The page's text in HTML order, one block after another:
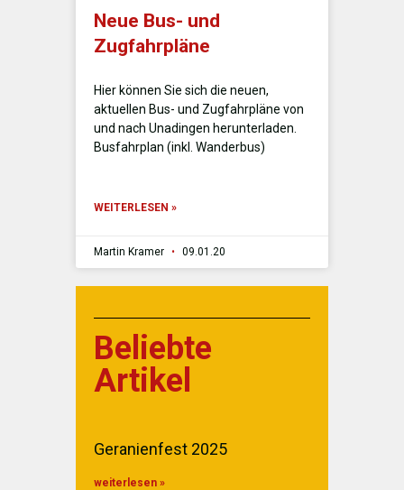
Neue Bus- und
Zugfahrpläne
Hier können Sie sich die neuen,
aktuellen Bus- und Zugfahrpläne von
und nach Unadingen herunterladen.
Busfahrplan (inkl. Wanderbus)
WEITERLESEN »
Martin Kramer 09.01.20
Beliebte
Artikel
Geranienfest 2025
weiterlesen »